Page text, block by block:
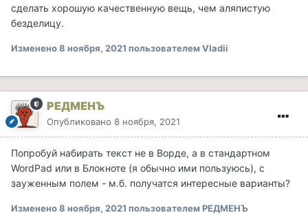
сделать хорошую качественную вещь, чем аляпистую
безделицу.
Изменено8 ноября, 2021 пользователем Vladii
РЕДМЕНЪ
Опубликовано 8 ноября, 2021
Попробуй набирать текст не в Ворде, а в стандартном
WordPad или в Блокноте (я обычно ими пользуюсь), с
зауженным полем - м.б. получатся интересные варианты?
Изменено8 ноября, 2021 пользователем РЕДМЕНЪ